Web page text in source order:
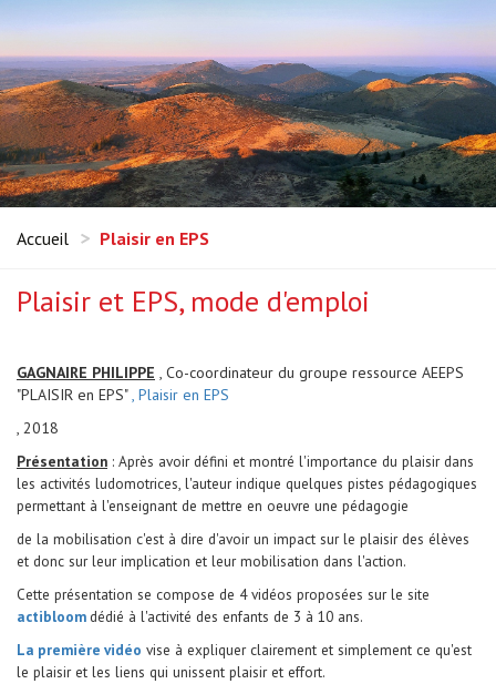
Accueil Plaisir en EPS
Plaisir et EPS, mode d'emploi
GAGNAIRE PHILIPPE , Co-coordinateur du groupe ressource AEEPS
"PLAISIR en EPS", Plaisir en EPS
, 2018
Présentation : Après avoir défini et montré l'importance du plaisir dans
les activités ludomotrices, l'auteur indique quelques pistes pédagogiques
permettant à l'enseignant de mettre en oeuvre une pédagogie
de la mobilisation c'est à dire d'avoir un impact sur le plaisir des élèves
et donc sur leur implication et leur mobilisation dans l'action.
Cette présentation se compose de 4 vidéos proposées sur le site
actibloomdédié à l'activité des enfants de 3 à 10 ans.
La première vidéo vise à expliquer clairement et simplement ce qu'est
le plaisir et les liens qui unissent plaisir et effort.